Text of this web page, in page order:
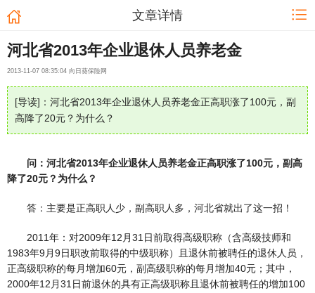
文章详情
河北省2013年企业退休人员养老金
2013-11-07 08:35:04 向日葵保险网
[导读]：河北省2013年企业退休人员养老金正高职涨了100元，副
高降了20元？为什么？
问：河北省2013年企业退休人员养老金正高职涨了100元，副高
降了20元？为什么？
答：主要是正高职人少，副高职人多，河北省就出了这一招！
2011年：对2009年12月31日前取得高级职称（含高级技师和
1983年9月9日职改前取得的中级职称）且退休前被聘任的退休人员，
正高级职称的每月增加60元，副高级职称的每月增加40元；其中，
2000年12月31日前退休的具有正高级职称且退休前被聘任的增加100